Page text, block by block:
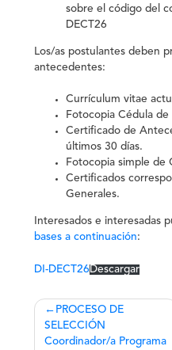
sobre el código del
DECT26
Los/as postulantes deben
antecedentes:
Currículum vitae
Fotocopia Cédula
Certificado de
últimos 30 días.
Fotocopia simple de
Certificados
Generales.
Interesados e interesadas
bases a continuación:
DI-DECT26 Descargar
Navegación
de
PROCESO DE
SELECCIÓN
Coordinador/a Programa